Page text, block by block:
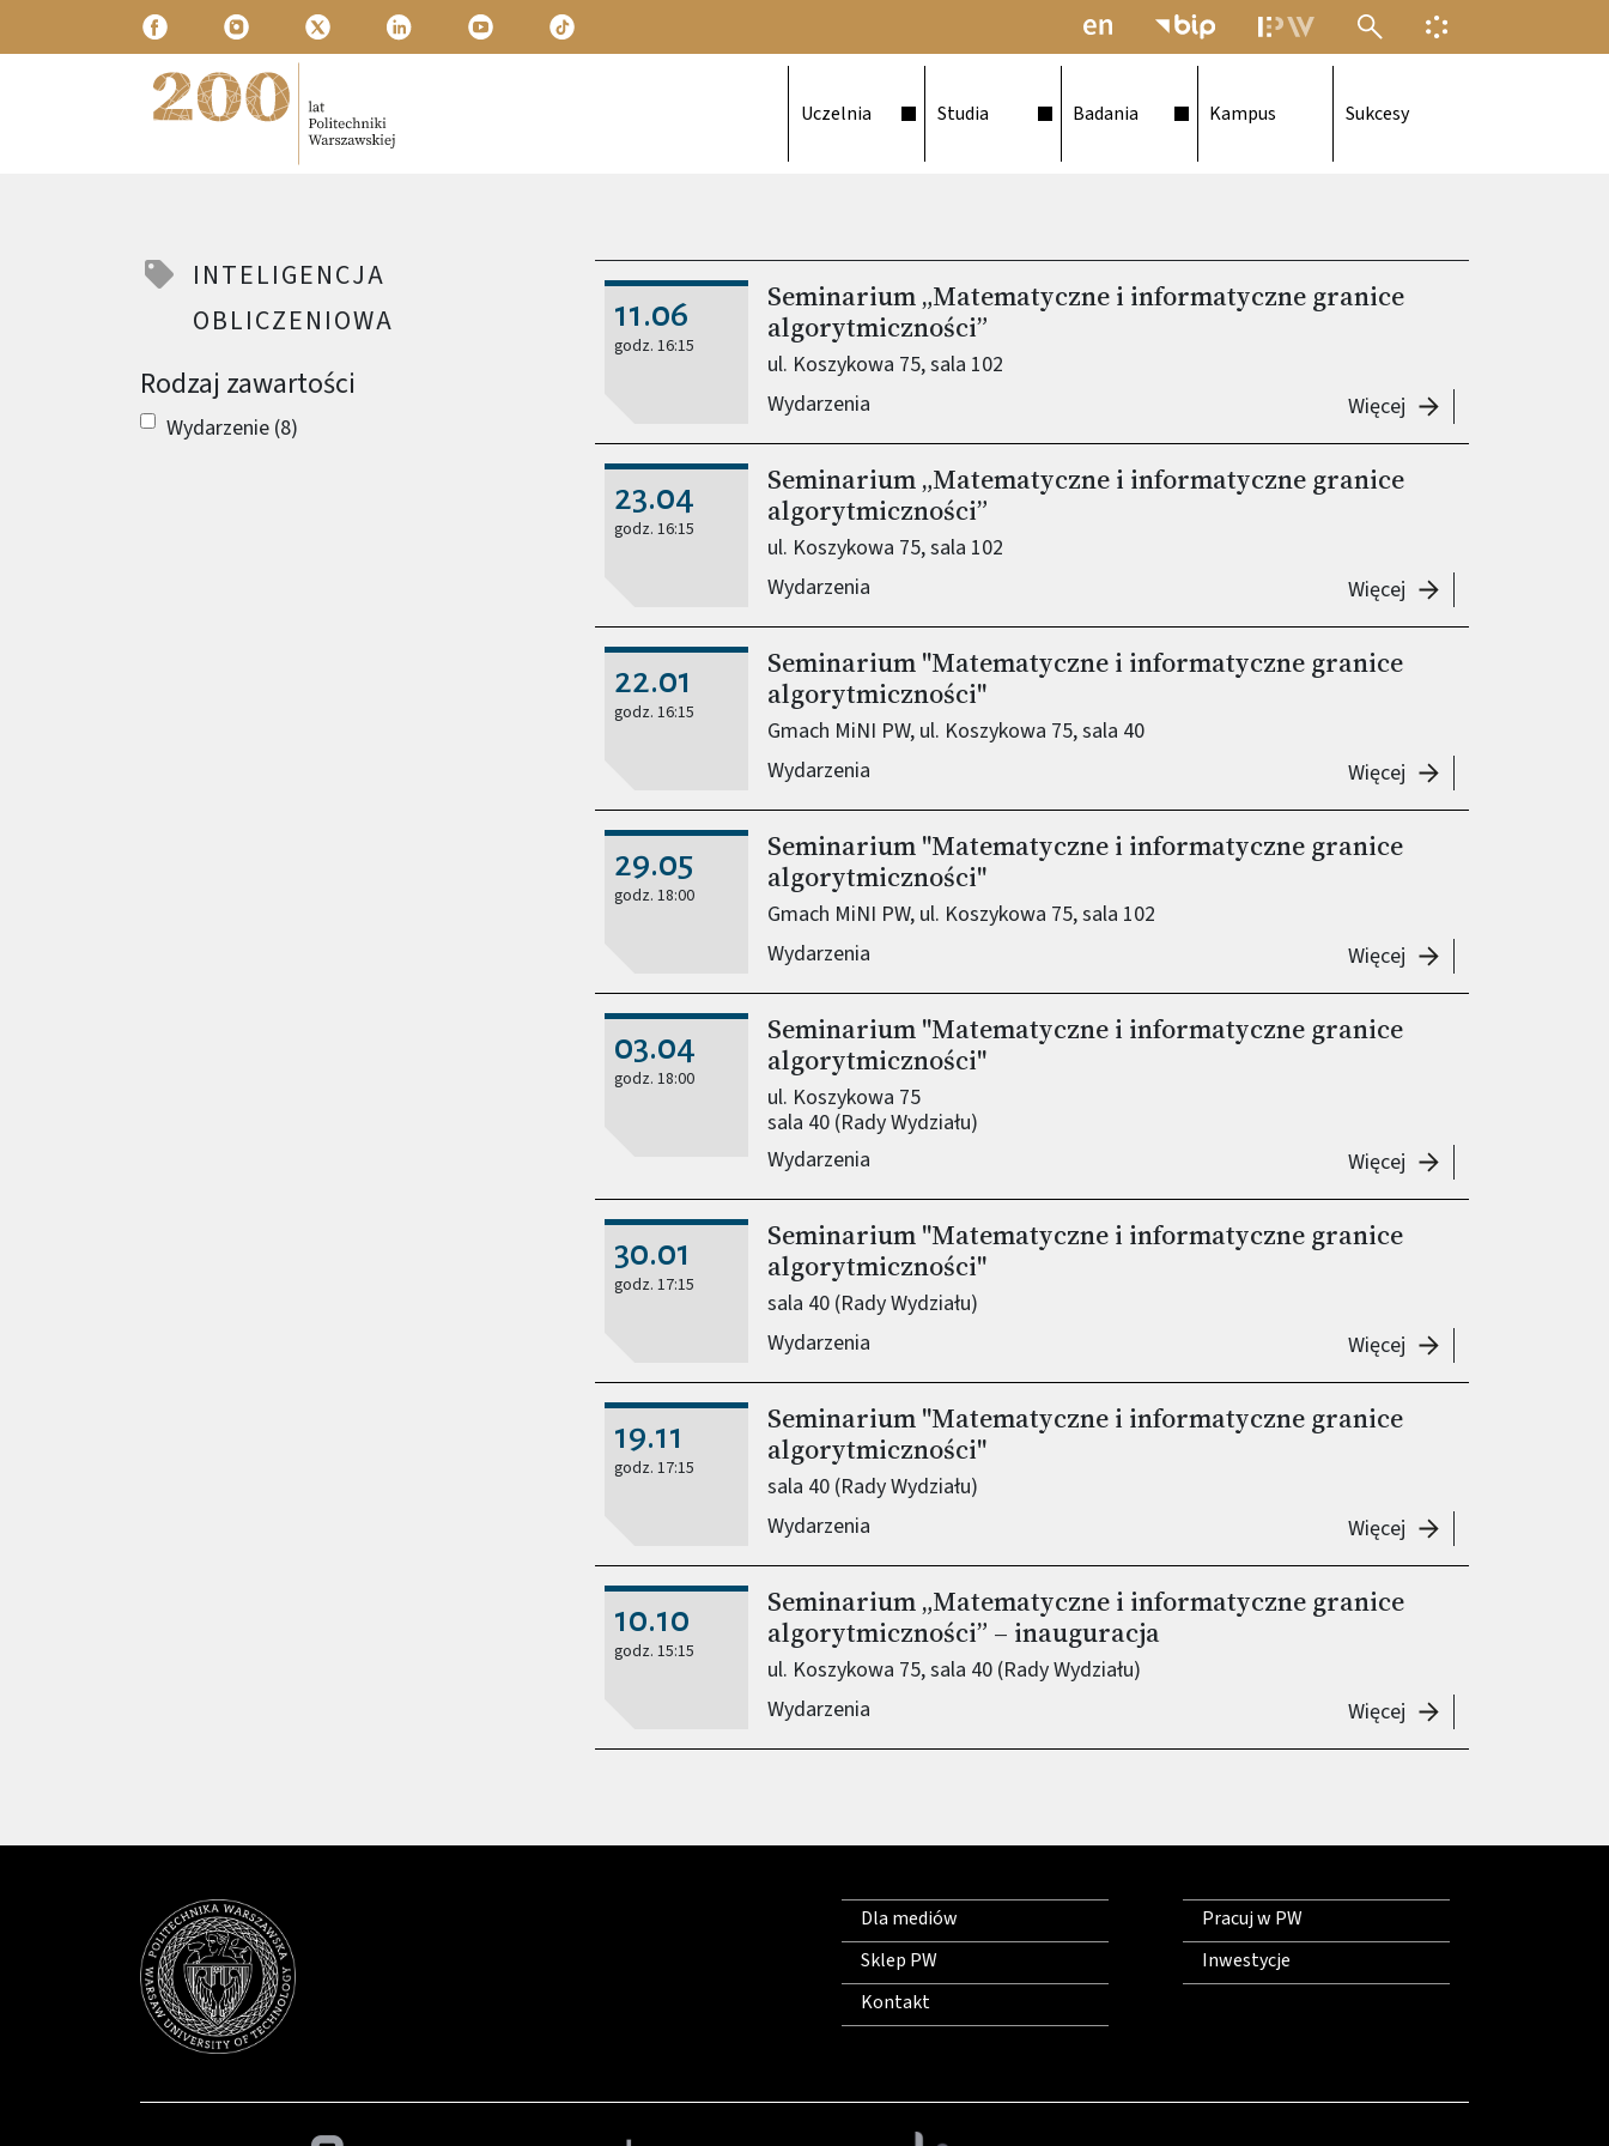
Przejdź do treści
MENU ELEKTRONICZNEJINFORMACJA O
Uczelnia Studia Badania Kampus Sukcesy
INTELIGENCJA
OBLICZENIOWA
Rodzaj zawartości
Wydarzenie (8)
11.06
godz. 16:15
Seminarium „Matematyczne i informatyczne granice
algorytmiczności”
ul. Koszykowa 75, sala 102
Wydarzenia
Więcej Seminarium
23.04
godz. 16:15
Seminarium „Matematyczne i informatyczne granice
algorytmiczności”
ul. Koszykowa 75, sala 102
Wydarzenia
Więcej Seminarium
22.01
godz. 16:15
Seminarium "Matematyczne i informatyczne granice
algorytmiczności"
Gmach MiNI PW, ul. Koszykowa 75, sala 40
Wydarzenia
Więcej Seminarium
29.05
godz. 18:00
Seminarium "Matematyczne i informatyczne granice
algorytmiczności"
Gmach MiNI PW, ul. Koszykowa 75, sala 102
Wydarzenia
Więcej Seminarium
03.04
godz. 18:00
Seminarium "Matematyczne i informatyczne granice
algorytmiczności"
ul. Koszykowa 75
sala 40 (Rady Wydziału)
Wydarzenia
Więcej Seminarium
30.01
godz. 17:15
Seminarium "Matematyczne i informatyczne granice
algorytmiczności"
sala 40 (Rady Wydziału)
Wydarzenia
Więcej Seminarium
19.11
godz. 17:15
Seminarium "Matematyczne i informatyczne granice
algorytmiczności"
sala 40 (Rady Wydziału)
Wydarzenia
Więcej Seminarium
10.10
godz. 15:15
Seminarium „Matematyczne i informatyczne granice
algorytmiczności” – inauguracja
ul. Koszykowa 75, sala 40 (Rady Wydziału)
Wydarzenia
Więcej Seminarium
Dla mediów
Sklep PW
Kontakt
Pracuj w PW
Inwestycje